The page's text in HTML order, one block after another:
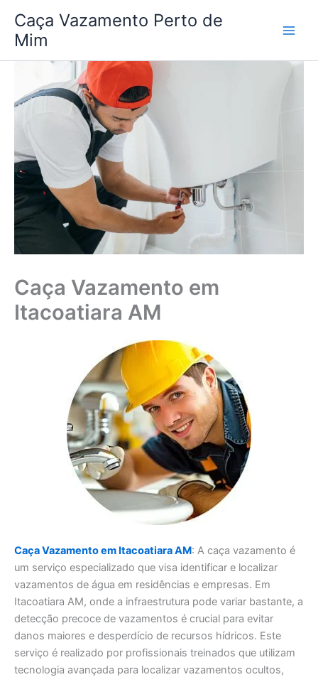
para
conteúdo
Caça Vazamento Perto de
Mim
Caça Vazamento em
Itacoatiara AM
Caça Vazamento em Itacoatiara AM: A caça vazamento é
um serviço especializado que visa identificar e localizar
vazamentos de água em residências e empresas. Em
Itacoatiara AM, onde a infraestrutura pode variar bastante, a
detecção precoce de vazamentos é crucial para evitar
danos maiores e desperdício de recursos hídricos. Este
serviço é realizado por profissionais treinados que utilizam
tecnologia avançada para localizar vazamentos ocultos,